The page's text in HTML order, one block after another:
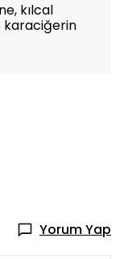
kılcal
karaciğerin
Yorum Yap